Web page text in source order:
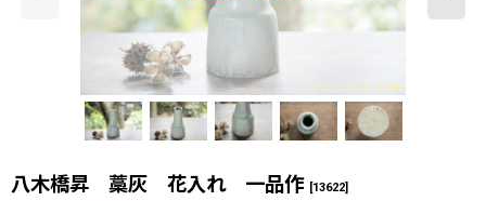
八木橋昇 藁灰 花入れ 一品作 [13622]